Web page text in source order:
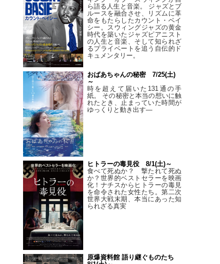
ら語る人生と音楽。 ジャズとブ
ルースを融合させ、リズムに革
命をもたらしたカウント・ベイ
シー。スウィングジャズの黄金
時代を築いたジャズピアニスト
の人生と音楽、そして知られざ
るプライベートを追う自伝的ド
キュメンタリー。
おばあちゃんの秘密 7/25(土)
～
時を超えて届いた131通の手
紙。 その秘密と本当の想いに触
れたとき、止まっていた時間が
ゆっくりと動き出す―
ヒトラーの毒見役 8/1(土)～
食べて死ぬか？ 撃たれて死ぬ
か？世界的ベストセラーを映画
化！ナチスからヒトラーの毒見
を命令された女性たち。第二次
世界大戦末期、本当にあった知
られざる真実
原爆資料館 語り継ぐものたち